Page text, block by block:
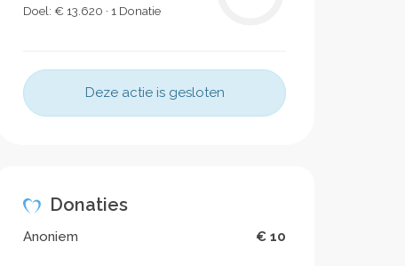
Doel: € 13.620 · 1 Donatie
Deze actie is gesloten
Donaties
Anoniem € 10